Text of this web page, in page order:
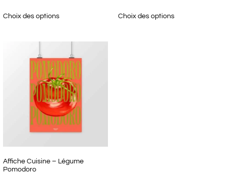
Choix des options Choix des options
Affiche Cuisine – Légume
Pomodoro